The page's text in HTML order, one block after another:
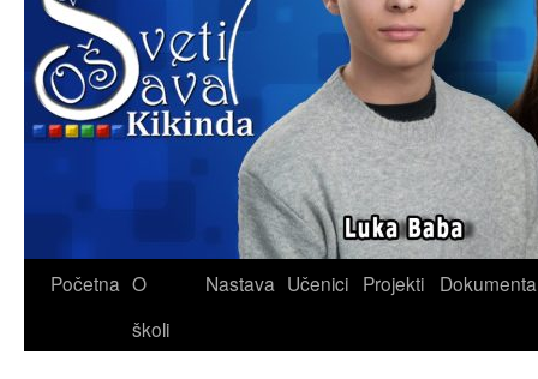
Skip
Početna O
školi
Nastava Učenici Projekti Dokumenta